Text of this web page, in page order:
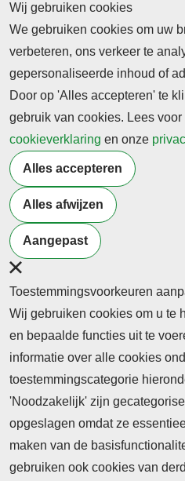
tegen nadelige invloeden
manipulatie en fraude te
Terug naar
Meer artikelen van
Innovatie Samenleving
Wij gebruiken cookies
We gebruiken cookies om uw
verbeteren, ons verkeer te
gepersonaliseerde inhoud of
Door op 'Alles accepteren' te
gebruik van cookies. Lees
cookieverklaring en onze
Alles accepteren
Alles afwijzen
Aangepast
Toestemmingsvoorkeuren
Wij gebruiken cookies om u te
en bepaalde functies uit te
informatie over alle cookies
toestemmingscategorie
'Noodzakelijk' zijn
opgeslagen omdat ze
maken van de
gebruiken ook cookies van